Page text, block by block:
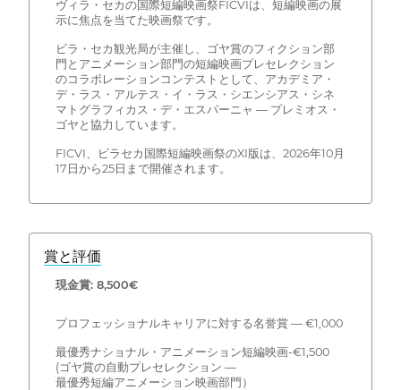
ヴィラ・セカの国際短編映画祭FICVIは、短編映画の展
示に焦点を当てた映画祭です。
ビラ・セカ観光局が主催し、ゴヤ賞のフィクション部
門とアニメーション部門の短編映画プレセレクション
のコラボレーションコンテストとして、アカデミア・
デ・ラス・アルテス・イ・ラス・シエンシアス・シネ
マトグラフィカス・デ・エスパーニャ — プレミオス・
ゴヤと協力しています。
FICVI、ビラセカ国際短編映画祭のXI版は、2026年10月
17日から25日まで開催されます。
賞と評価
現金賞: 8,500€
プロフェッショナルキャリアに対する名誉賞 — €1,000
最優秀ナショナル・アニメーション短編映画-€1,500
(ゴヤ賞の自動プレセレクション —
最優秀短編アニメーション映画部門）